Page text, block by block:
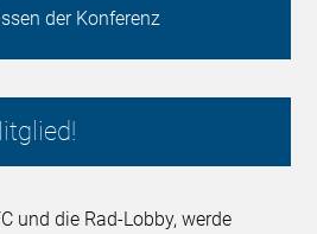
der Konferenz
und die Rad-Lobby, werde